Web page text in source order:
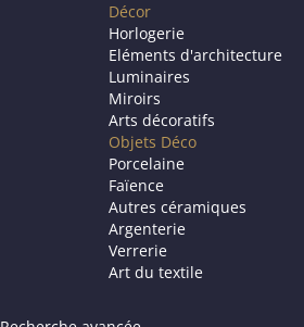
Décor
Horlogerie
Eléments d'architecture
Luminaires
Miroirs
Arts décoratifs
Objets Déco
Porcelaine
Faïence
Autres céramiques
Argenterie
Verrerie
Art du textile